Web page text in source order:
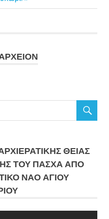
ΘΕΙΑΣ
ΤΟΥ ΠΑΣΧΑ ΑΠΟ
ΝΑΟ ΑΓΙΟΥ